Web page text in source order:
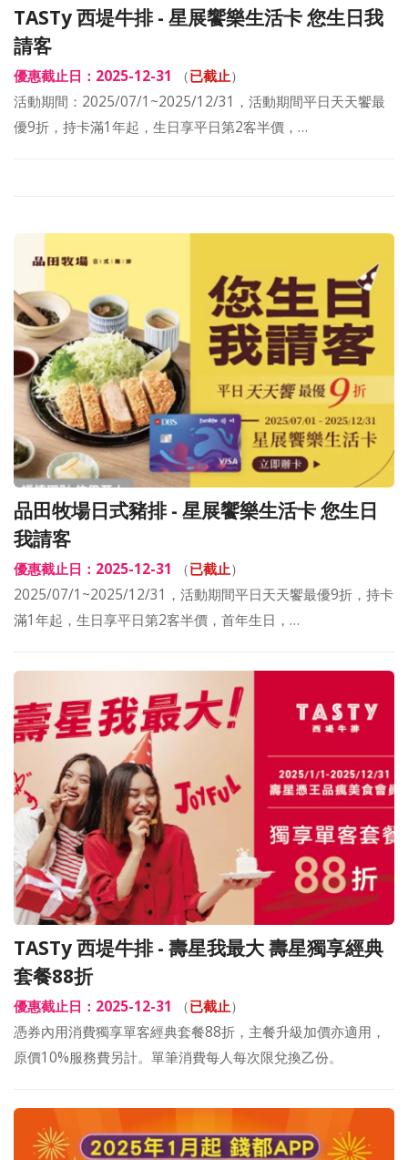
TASTy 西堤牛排 - 星展饗樂生活卡 您生日我
請客
優惠截止日：2025-12-31 （已截止）
活動期間：2025/07/1~2025/12/31，活動期間平日天天饗最
優9折，持卡滿1年起，生日享平日第2客半價，…
品田牧場日式豬排 - 星展饗樂生活卡 您生日
我請客
優惠截止日：2025-12-31 （已截止）
2025/07/1~2025/12/31，活動期間平日天天饗最優9折，持卡
滿1年起，生日享平日第2客半價，首年生日，…
TASTy 西堤牛排 - 壽星我最大 壽星獨享經典
套餐88折
優惠截止日：2025-12-31 （已截止）
憑券內用消費獨享單客經典套餐88折，主餐升級加價亦適用，
原價10%服務費另計。單筆消費每人每次限兌換乙份。